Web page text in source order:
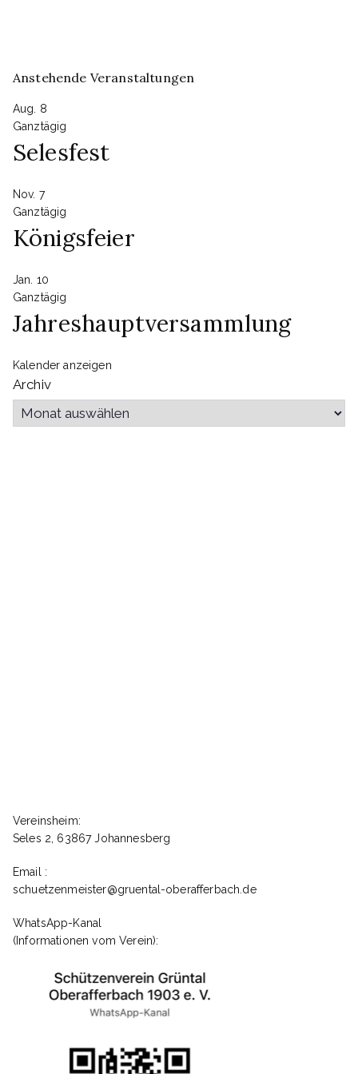
Anstehende Veranstaltungen
Aug. 8
Ganztägig
Selesfest
Nov. 7
Ganztägig
Königsfeier
Jan. 10
Ganztägig
Jahreshauptversammlung
Kalender anzeigen
Archiv
Vereinsheim:
Seles 2, 63867 Johannesberg
Email :
schuetzenmeister@gruental-oberafferbach.de
WhatsApp-Kanal
(Informationen vom Verein):